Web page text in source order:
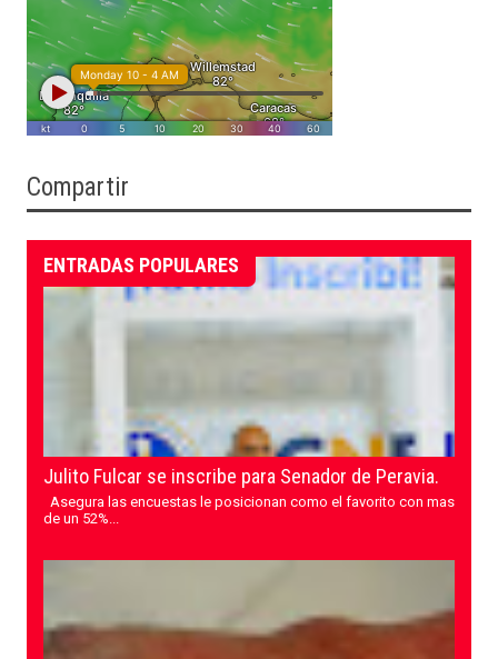
Compartir
ENTRADAS POPULARES
Julito Fulcar se inscribe para Senador de Peravia.
Asegura las encuestas le posicionan como el favorito con mas
de un 52%...